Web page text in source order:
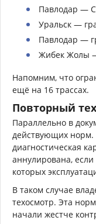
Павлодар —
Уральск —
Павлодар —
Жибек Жолы
Напомним, что
ещё на 16 трассах.
Повторный
Параллельно в
действующих норм.
диагностическая
аннулирована,
которых
В таком случае
техосмотр. Эта
начали жестче